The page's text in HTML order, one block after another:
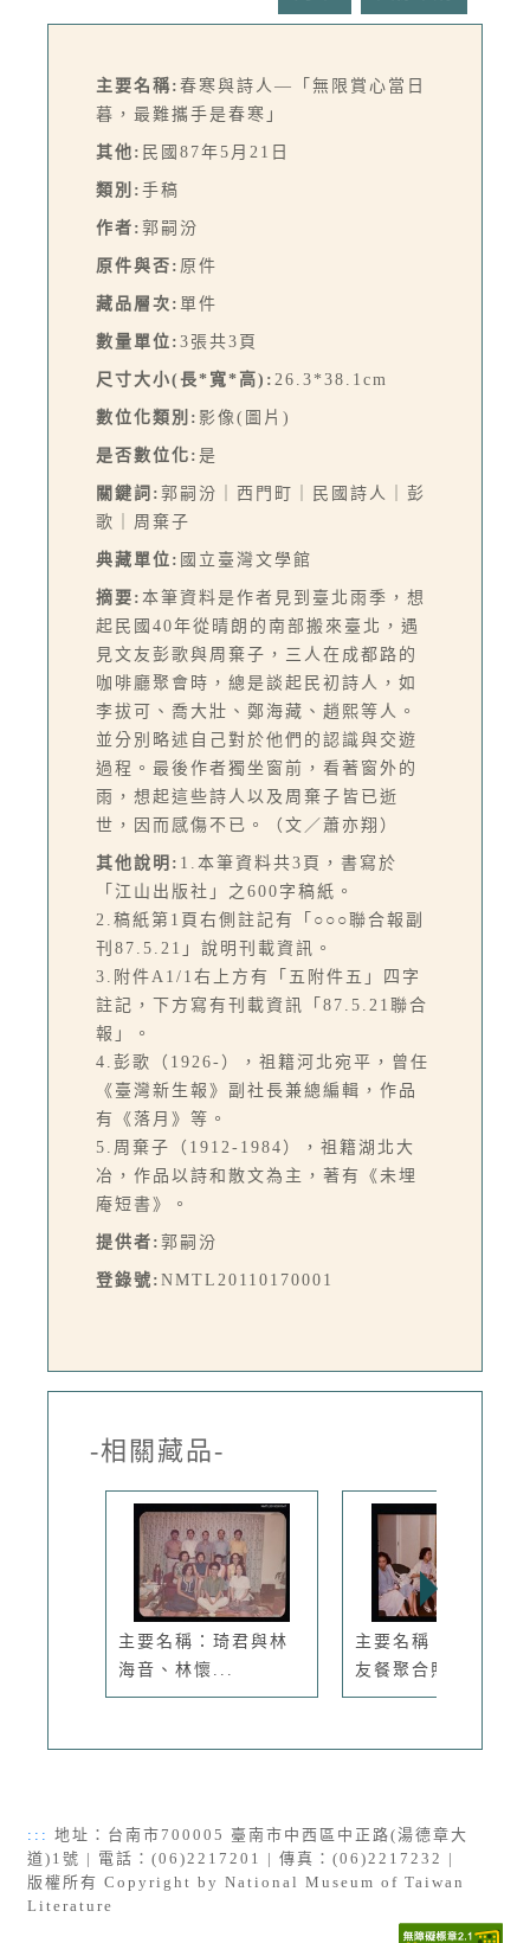
主要名稱: 春寒與詩人—「無限賞心當日
暮，最難攜手是春寒」
其他: 民國87年5月21日
類別: 手稿
作者: 郭嗣汾
原件與否: 原件
藏品層次: 單件
數量單位: 3張共3頁
尺寸大小(長*寬*高): 26.3*38.1cm
數位化類別: 影像(圖片)
是否數位化: 是
關鍵詞: 郭嗣汾｜西門町｜民國詩人｜彭
歌｜周棄子
典藏單位: 國立臺灣文學館
摘要: 本筆資料是作者見到臺北雨季，想
起民國40年從晴朗的南部搬來臺北，遇
見文友彭歌與周棄子，三人在成都路的
咖啡廳聚會時，總是談起民初詩人，如
李拔可、喬大壯、鄭海藏、趙熙等人。
並分別略述自己對於他們的認識與交遊
過程。最後作者獨坐窗前，看著窗外的
雨，想起這些詩人以及周棄子皆已逝
世，因而感傷不已。（文／蕭亦翔）
其他說明: 1.本筆資料共3頁，書寫於
「江山出版社」之600字稿紙。
2.稿紙第1頁右側註記有「○○○聯合報副
刊87.5.21」說明刊載資訊。
3.附件A1/1右上方有「五附件五」四字
註記，下方寫有刊載資訊「87.5.21聯合
報」。
4.彭歌（1926-），祖籍河北宛平，曾任
《臺灣新生報》副社長兼總編輯，作品
有《落月》等。
5.周棄子（1912-1984），祖籍湖北大
冶，作品以詩和散文為主，著有《未埋
庵短書》。
提供者: 郭嗣汾
登錄號: NMTL20110170001
-相關藏品-
主要名稱：琦君與林
海音、林懷...
主要名稱：琦君與文
友餐聚合照4
::: 地址：台南市700005 臺南市中西區中正路(湯德章大
道)1號 | 電話：(06)2217201 | 傳真：(06)2217232 |
版權所有 Copyright by National Museum of Taiwan
Literature